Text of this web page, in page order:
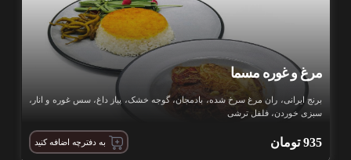
مرغ و غوره مسما
برنج ایرانی، ران مرغ سرخ شده، بادمجان، گوجه خشک، پیاز داغ، سس غوره و انار،
سبزی خوردن، فلفل ترشی
935 تومان به دفترچه اضافه کنید